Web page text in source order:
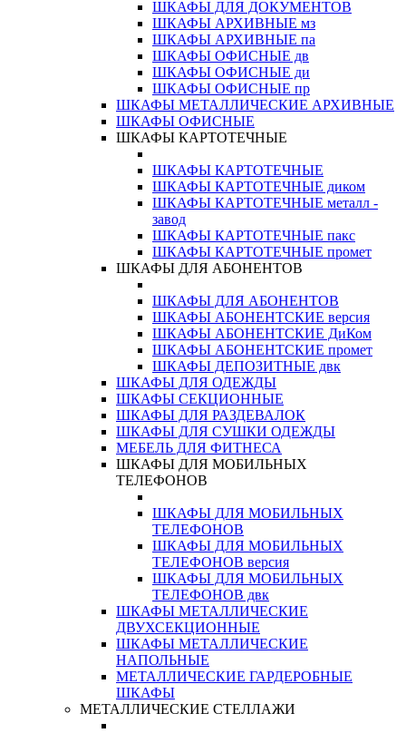
ШКАФЫ ДЛЯ ДОКУМЕНТОВ
ШКАФЫ АРХИВНЫЕ мз
ШКАФЫ АРХИВНЫЕ па
ШКАФЫ ОФИСНЫЕ дв
ШКАФЫ ОФИСНЫЕ ди
ШКАФЫ ОФИСНЫЕ пр
ШКАФЫ МЕТАЛЛИЧЕСКИЕ АРХИВНЫЕ
ШКАФЫ ОФИСНЫЕ
ШКАФЫ КАРТОТЕЧНЫЕ
ШКАФЫ КАРТОТЕЧНЫЕ
ШКАФЫ КАРТОТЕЧНЫЕ диком
ШКАФЫ КАРТОТЕЧНЫЕ металл -
завод
ШКАФЫ КАРТОТЕЧНЫЕ пакс
ШКАФЫ КАРТОТЕЧНЫЕ промет
ШКАФЫ ДЛЯ АБОНЕНТОВ
ШКАФЫ ДЛЯ АБОНЕНТОВ
ШКАФЫ АБОНЕНТСКИЕ версия
ШКАФЫ АБОНЕНТСКИЕ ДиКом
ШКАФЫ АБОНЕНТСКИЕ промет
ШКАФЫ ДЕПОЗИТНЫЕ двк
ШКАФЫ ДЛЯ ОДЕЖДЫ
ШКАФЫ СЕКЦИОННЫЕ
ШКАФЫ ДЛЯ РАЗДЕВАЛОК
ШКАФЫ ДЛЯ СУШКИ ОДЕЖДЫ
МЕБЕЛЬ ДЛЯ ФИТНЕСА
ШКАФЫ ДЛЯ МОБИЛЬНЫХ
ТЕЛЕФОНОВ
ШКАФЫ ДЛЯ МОБИЛЬНЫХ
ТЕЛЕФОНОВ
ШКАФЫ ДЛЯ МОБИЛЬНЫХ
ТЕЛЕФОНОВ версия
ШКАФЫ ДЛЯ МОБИЛЬНЫХ
ТЕЛЕФОНОВ двк
ШКАФЫ МЕТАЛЛИЧЕСКИЕ
ДВУХСЕКЦИОННЫЕ
ШКАФЫ МЕТАЛЛИЧЕСКИЕ
НАПОЛЬНЫЕ
МЕТАЛЛИЧЕСКИЕ ГАРДЕРОБНЫЕ
ШКАФЫ
МЕТАЛЛИЧЕСКИЕ СТЕЛЛАЖИ